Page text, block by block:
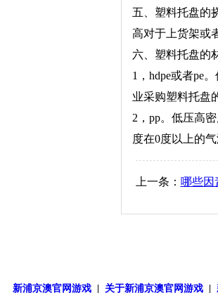
五、塑料托盘的
高对于上货架或
六、塑料托盘的
1，hdpe或者pe
业采购塑料托盘
2，pp。低压高
度在0度以上的气
上一条： 哪些因
新浦京澳官网游戏 关于新浦京澳官网游戏